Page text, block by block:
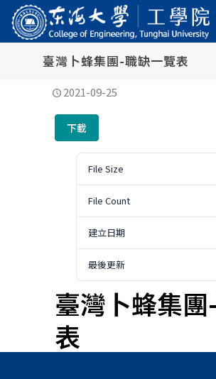
臺灣卜蜂集團-職缺一覽表
2021-09-25
下載
File Size
File Count
建立日期
最後更新
臺灣卜蜂集
表